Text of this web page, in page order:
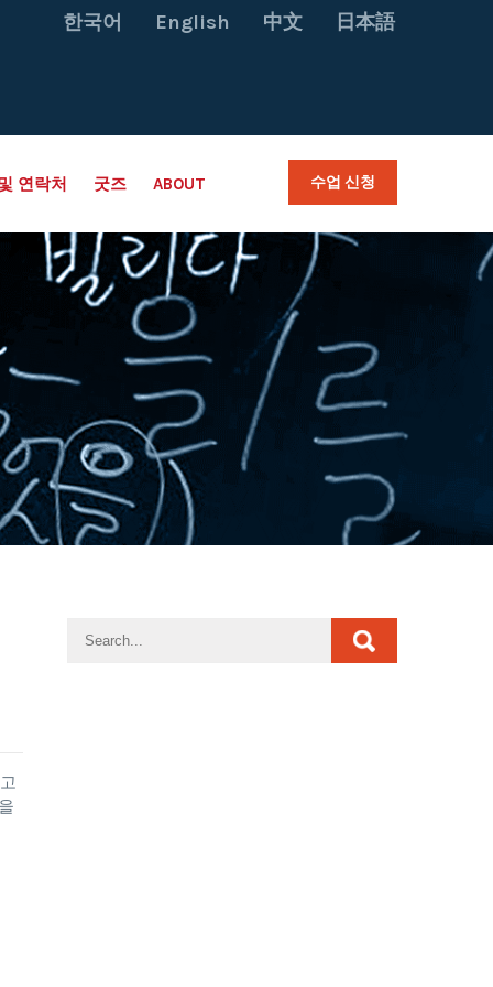
한국어 English 中文 日本語
연락처 굿즈 ABOUT 수업 신청